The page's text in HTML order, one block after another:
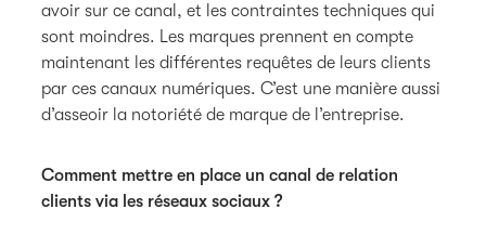
avoir sur ce canal, et les contraintes techniques qui
sont moindres. Les marques prennent en compte
maintenant les différentes requêtes de leurs clients
par ces canaux numériques. C’est une manière aussi
d’asseoir la notoriété de marque de l’entreprise.
Comment mettre en place un canal de relation
clients via les réseaux sociaux ?